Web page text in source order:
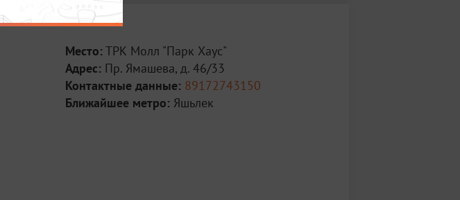
Место: ТРК Молл "Парк Хаус"
Адрес: Пр. Ямашева, д. 46/33
Контактные данные: 89172743150
Ближайшее метро: Яшьлек